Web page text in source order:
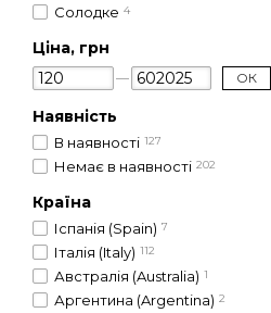
Солодке 4
Ціна, грн
ОК
Наявність
В наявності 127
Немає в наявності 202
Країна
Іспанія (Spain) 7
Італія (Italy) 112
Австралія (Australia) 1
Аргентина (Argentina) 2